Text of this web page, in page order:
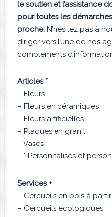
le soutien et l’assistance
pour toutes les
proche. N’hésitez pas à
diriger vers l’une de nos
compléments
Articles *
– Fleurs
– Fleurs en céramiques
– Fleurs artificielles
– Plaques en granit
– Vases
* Personnalisés et
Services +
– Cercueils en bois à
– Cercueils écologiques